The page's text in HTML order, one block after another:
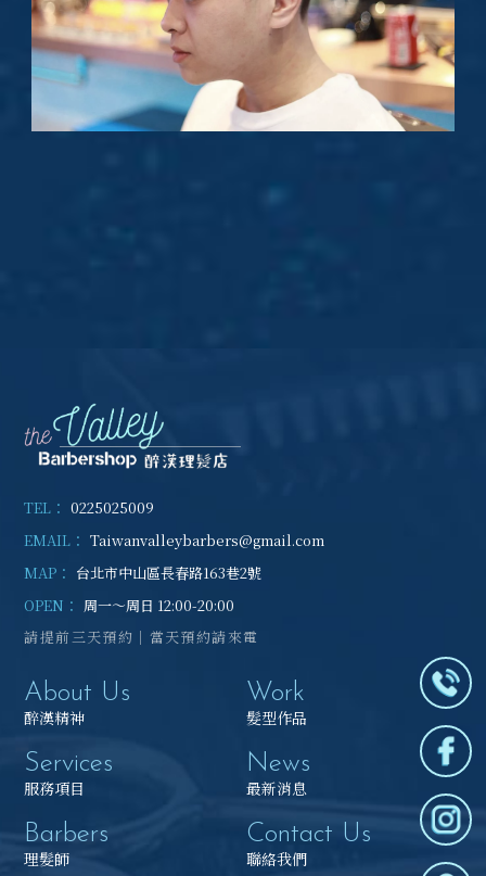
0225025009
Taiwanvalleybarbers@gmail.com
台北市中山區長春路163巷2號
周一～周日 12:00-20:00
請提前三天預約｜當天預約請來電
About Us
醉漢精神
Work
髮型作品
Services
服務項目
News
最新消息
Barbers
理髮師
Contact Us
聯絡我們